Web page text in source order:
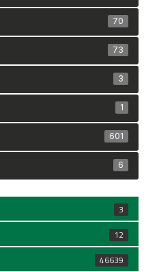
70
73
3
1
601
6
3
12
46639